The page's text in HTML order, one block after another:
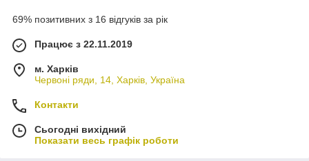
69% позитивних з 16 відгуків за рік
Працює з 22.11.2019
м. Харків
Червоні ряди, 14, Харків, Україна
Контакти
Сьогодні вихідний
Показати весь графік роботи